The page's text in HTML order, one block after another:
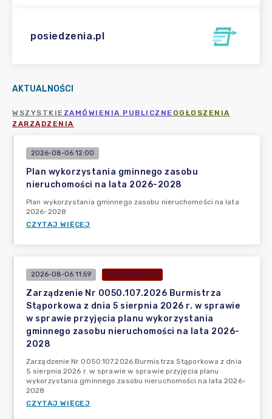
posiedzenia.pl
AKTUALNOŚCI
WSZYSTKIE ZAMÓWIENIA PUBLICZNE OGŁOSZENIA
ZARZĄDZENIA
2026-08-06 12:00
Plan wykorzystania gminnego zasobu
nieruchomości na lata 2026-2028
Plan wykorzystania gminnego zasobu nieruchomości na lata
2026-2028
CZYTAJ WIĘCEJ
2026-08-06 11:59 ZARZĄDZENIA
Zarządzenie Nr 0050.107.2026 Burmistrza
Stąporkowa z dnia 5 sierpnia 2026 r. w sprawie
w sprawie przyjęcia planu wykorzystania
gminnego zasobu nieruchomości na lata 2026-
2028
Zarządzenie Nr 0050.107.2026 Burmistrza Stąporkowa z dnia
5 sierpnia 2026 r. w sprawie w sprawie przyjęcia planu
wykorzystania gminnego zasobu nieruchomości na lata 2026-
2028
CZYTAJ WIĘCEJ